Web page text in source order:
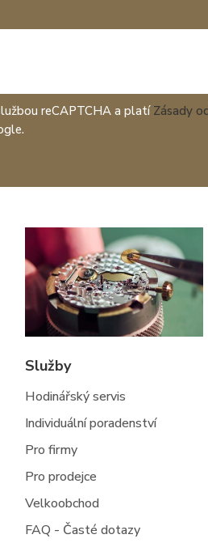
reCAPTCHA a platí Zásady
Služby
Hodinářský servis
Individuální poradenství
Pro firmy
Pro prodejce
Velkoobchod
FAQ - Časté dotazy